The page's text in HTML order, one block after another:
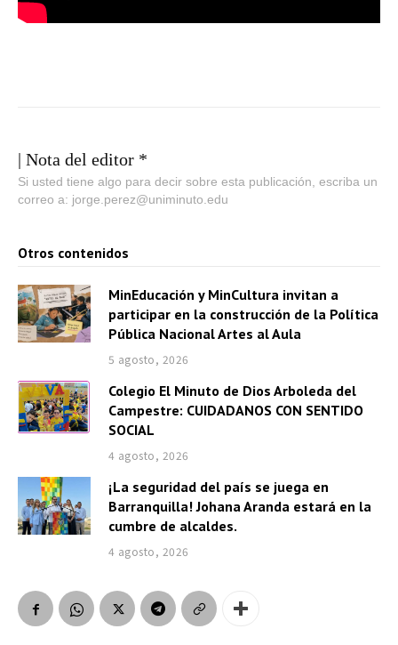
| Nota del editor *
Si usted tiene algo para decir sobre esta publicación, escriba un
correo a: jorge.perez@uniminuto.edu
Otros contenidos
MinEducación y MinCultura invitan a
participar en la construcción de la Política
Pública Nacional Artes al Aula
5 agosto, 2026
Colegio El Minuto de Dios Arboleda del
Campestre: CUIDADANOS CON SENTIDO
SOCIAL
4 agosto, 2026
¡La seguridad del país se juega en
Barranquilla! Johana Aranda estará en la
cumbre de alcaldes.
4 agosto, 2026